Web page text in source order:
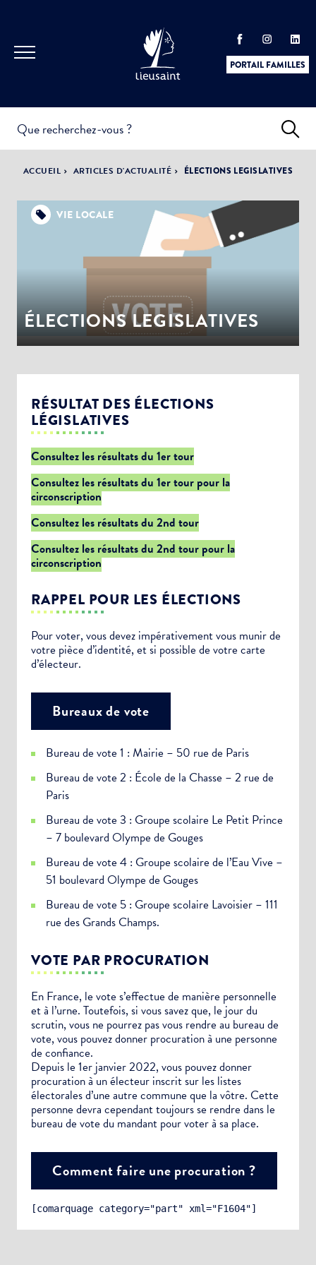
PORTAIL FAMILLES
PRATIQUES &
DÉMARCHES
ACTUALITÉS &
ÉVÈNEMENTS
LA VILLE
DÉMOCRATIE
PARTICIPATIVE
ACCUEIL ARTICLES D'ACTUALITÉ ÉLECTIONS LEGISLATIVES
VIE LOCALE
ÉLECTIONS LEGISLATIVES
RÉSULTAT DES ÉLECTIONS
LÉGISLATIVES
Consultez les résultats du 1er tour
Consultez les résultats du 1er tour pour la
circonscription
Consultez les résultats du 2nd tour
Consultez les résultats du 2nd tour pour la
circonscription
RAPPEL POUR LES ÉLECTIONS
Pour voter, vous devez impérativement vous munir de
votre pièce d’identité, et si possible de votre carte
d’électeur.
Bureaux de vote
Bureau de vote 1 : Mairie – 50 rue de Paris
Bureau de vote 2 : École de la Chasse – 2 rue de
Paris
Bureau de vote 3 : Groupe scolaire Le Petit Prince
– 7 boulevard Olympe de Gouges
Bureau de vote 4 : Groupe scolaire de l’Eau Vive –
51 boulevard Olympe de Gouges
Bureau de vote 5 : Groupe scolaire Lavoisier – 111
rue des Grands Champs.
VOTE PAR PROCURATION
En France, le vote s’effectue de manière personnelle
et à l’urne. Toutefois, si vous savez que, le jour du
scrutin, vous ne pourrez pas vous rendre au bureau de
vote, vous pouvez donner procuration à une personne
de confiance.
Depuis le 1er janvier 2022, vous pouvez donner
procuration à un électeur inscrit sur les listes
électorales d’une autre commune que la vôtre. Cette
personne devra cependant toujours se rendre dans le
bureau de vote du mandant pour voter à sa place.
Comment faire une procuration ?
[comarquage category="part" xml="F1604"]